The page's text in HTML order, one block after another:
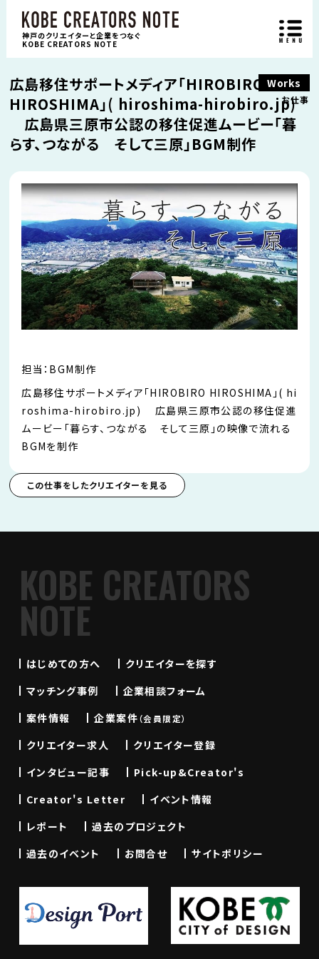
神戸のクリエイターと企業をつなぐ
KOBE CREATORS NOTE
Works
お仕事
広島移住サポートメディア「HIROBIRO
HIROSHIMA」( hiroshima-hirobiro.jp)
広島県三原市公認の移住促進ムービー「暮
らす、つながる そして三原」BGM制作
担当：BGM制作
広島移住サポートメディア「HIROBIRO HIROSHIMA」( hi
roshima-hirobiro.jp) 広島県三原市公認の移住促進
ムービー「暮らす、つながる そして三原」の映像で流れる
BGMを制作
この仕事をしたクリエイターを見る
KOBE CREATORS
NOTE
はじめての方へ
クリエイターを探す
マッチング事例
企業相談フォーム
案件情報
企業案件（会員限定）
クリエイター求人
クリエイター登録
インタビュー記事
Pick-up&Creator's
Creator's Letter
イベント情報
レポート
過去のプロジェクト
過去のイベント
お問合せ サイトポリシー